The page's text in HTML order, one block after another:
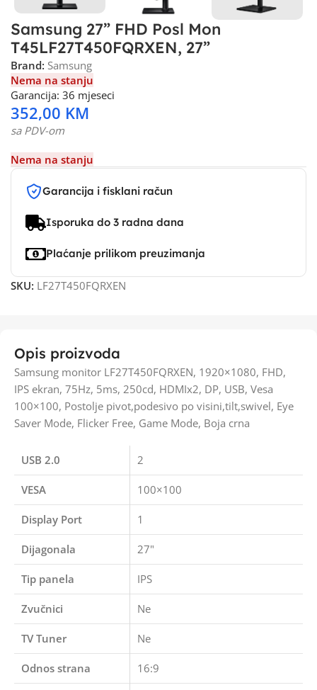
Samsung 27” FHD Posl Mon
T45LF27T450FQRXEN, 27”
Brand: Samsung
Nema na stanju
Garancija: 36 mjeseci
352,00 KM
sa PDV-om
Nema na stanju
Garancija i fisklani račun
Isporuka do 3 radna dana
Plaćanje prilikom preuzimanja
SKU: LF27T450FQRXEN
Opis proizvoda
Samsung monitor LF27T450FQRXEN, 1920×1080, FHD,
IPS ekran, 75Hz, 5ms, 250cd, HDMIx2, DP, USB, Vesa
100×100, Postolje pivot,podesivo po visini,tilt,swivel, Eye
Saver Mode, Flicker Free, Game Mode, Boja crna
USB 2.0 2
VESA 100×100
Display Port 1
Dijagonala 27"
Tip panela IPS
Zvučnici Ne
TV Tuner Ne
Odnos strana 16:9